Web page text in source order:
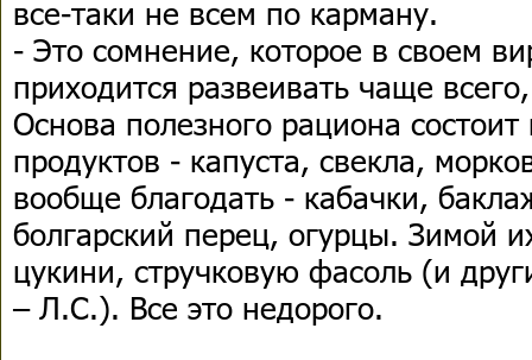
все-таки не всем по карману.
- Это сомнение, которое в своем
приходится развеивать чаще
Основа полезного рациона
продуктов - капуста, свекла,
вообще благодать - кабачки,
болгарский перец, огурцы. Зимой
цукини, стручковую фасоль (и
– Л.С.). Все это недорого.